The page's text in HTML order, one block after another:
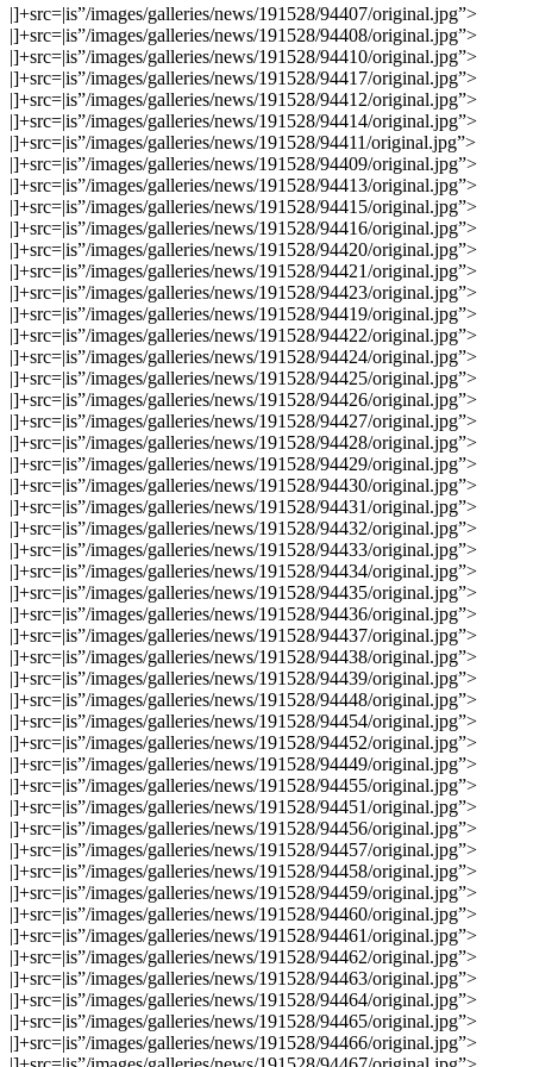
|]+src=|is”/images/galleries/news/191528/94407/original.jpg”>
|]+src=|is”/images/galleries/news/191528/94408/original.jpg”>
|]+src=|is”/images/galleries/news/191528/94410/original.jpg”>
|]+src=|is”/images/galleries/news/191528/94417/original.jpg”>
|]+src=|is”/images/galleries/news/191528/94412/original.jpg”>
|]+src=|is”/images/galleries/news/191528/94414/original.jpg”>
|]+src=|is”/images/galleries/news/191528/94411/original.jpg”>
|]+src=|is”/images/galleries/news/191528/94409/original.jpg”>
|]+src=|is”/images/galleries/news/191528/94413/original.jpg”>
|]+src=|is”/images/galleries/news/191528/94415/original.jpg”>
|]+src=|is”/images/galleries/news/191528/94416/original.jpg”>
|]+src=|is”/images/galleries/news/191528/94420/original.jpg”>
|]+src=|is”/images/galleries/news/191528/94421/original.jpg”>
|]+src=|is”/images/galleries/news/191528/94423/original.jpg”>
|]+src=|is”/images/galleries/news/191528/94419/original.jpg”>
|]+src=|is”/images/galleries/news/191528/94422/original.jpg”>
|]+src=|is”/images/galleries/news/191528/94424/original.jpg”>
|]+src=|is”/images/galleries/news/191528/94425/original.jpg”>
|]+src=|is”/images/galleries/news/191528/94426/original.jpg”>
|]+src=|is”/images/galleries/news/191528/94427/original.jpg”>
|]+src=|is”/images/galleries/news/191528/94428/original.jpg”>
|]+src=|is”/images/galleries/news/191528/94429/original.jpg”>
|]+src=|is”/images/galleries/news/191528/94430/original.jpg”>
|]+src=|is”/images/galleries/news/191528/94431/original.jpg”>
|]+src=|is”/images/galleries/news/191528/94432/original.jpg”>
|]+src=|is”/images/galleries/news/191528/94433/original.jpg”>
|]+src=|is”/images/galleries/news/191528/94434/original.jpg”>
|]+src=|is”/images/galleries/news/191528/94435/original.jpg”>
|]+src=|is”/images/galleries/news/191528/94436/original.jpg”>
|]+src=|is”/images/galleries/news/191528/94437/original.jpg”>
|]+src=|is”/images/galleries/news/191528/94438/original.jpg”>
|]+src=|is”/images/galleries/news/191528/94439/original.jpg”>
|]+src=|is”/images/galleries/news/191528/94448/original.jpg”>
|]+src=|is”/images/galleries/news/191528/94454/original.jpg”>
|]+src=|is”/images/galleries/news/191528/94452/original.jpg”>
|]+src=|is”/images/galleries/news/191528/94449/original.jpg”>
|]+src=|is”/images/galleries/news/191528/94455/original.jpg”>
|]+src=|is”/images/galleries/news/191528/94451/original.jpg”>
|]+src=|is”/images/galleries/news/191528/94456/original.jpg”>
|]+src=|is”/images/galleries/news/191528/94457/original.jpg”>
|]+src=|is”/images/galleries/news/191528/94458/original.jpg”>
|]+src=|is”/images/galleries/news/191528/94459/original.jpg”>
|]+src=|is”/images/galleries/news/191528/94460/original.jpg”>
|]+src=|is”/images/galleries/news/191528/94461/original.jpg”>
|]+src=|is”/images/galleries/news/191528/94462/original.jpg”>
|]+src=|is”/images/galleries/news/191528/94463/original.jpg”>
|]+src=|is”/images/galleries/news/191528/94464/original.jpg”>
|]+src=|is”/images/galleries/news/191528/94465/original.jpg”>
|]+src=|is”/images/galleries/news/191528/94466/original.jpg”>